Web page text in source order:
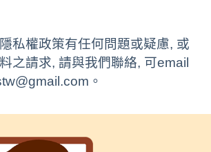
私權政策有任何問題或疑慮, 或
之請求, 請與我們聯絡, 可email
。